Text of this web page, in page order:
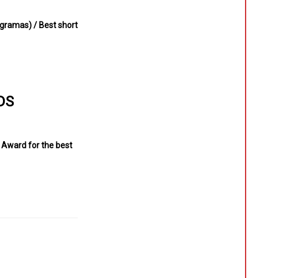
/ Best short
Award for the best